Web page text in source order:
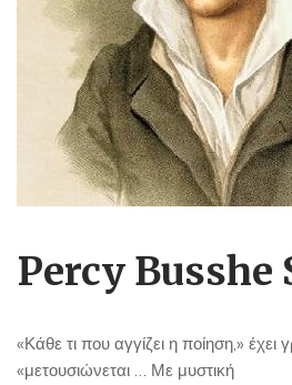
Percy Busshe
«Κάθε τι που αγγίζει η ποίηση,»
«μετουσιώνεται … Με μυστική